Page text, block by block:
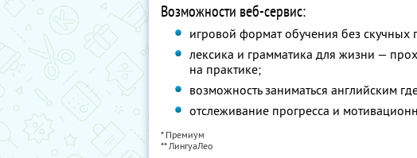
Возможности веб-сервис:
игровой формат обучения без скучных
лексика и грамматика для жизни —
на практике;
возможность заниматься английским
отслеживание прогресса и
* Премиум
** ЛингуаЛео